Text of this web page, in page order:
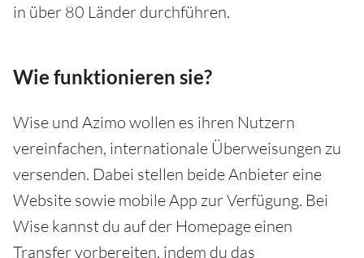
in über 80 Länder durchführen.
Wie funktionieren sie?
Wise und Azimo wollen es ihren Nutzern
vereinfachen, internationale Überweisungen zu
versenden. Dabei stellen beide Anbieter eine
Website sowie mobile App zur Verfügung. Bei
Wise kannst du auf der Homepage einen
Transfer vorbereiten, indem du das